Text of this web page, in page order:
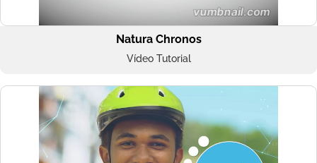
Natura Chronos
Vídeo Tutorial